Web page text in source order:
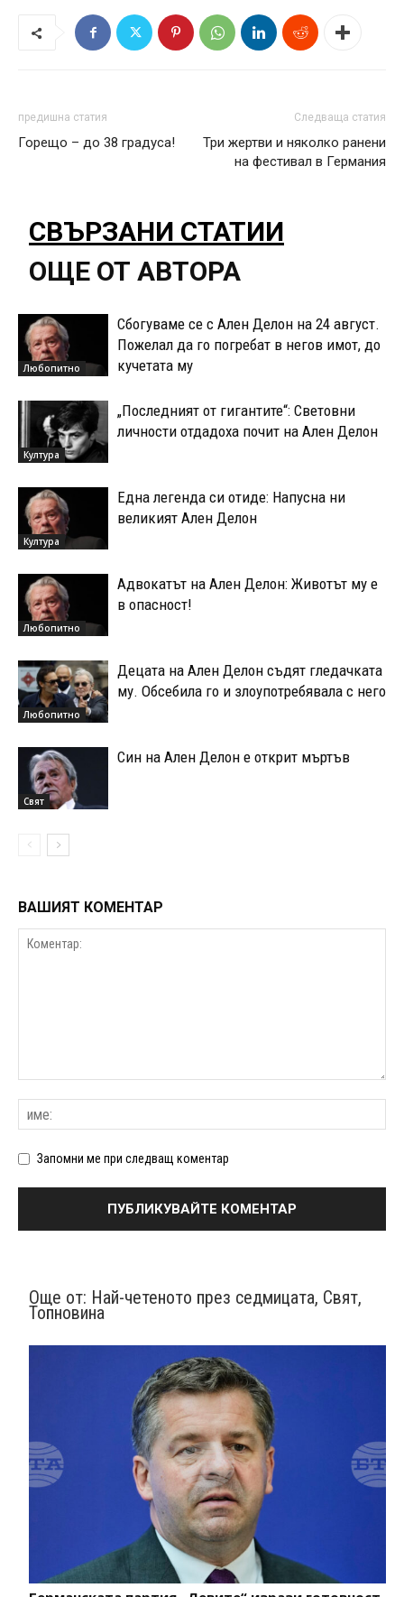
предишна статия
Горещо – до 38 градуса!
Следваща статия
Три жертви и няколко ранени
на фестивал в Германия
СВЪРЗАНИ СТАТИИ
ОЩЕ ОТ АВТОРА
Любопитно
Сбогуваме се с Ален Делон на 24 август.
Пожелал да го погребат в негов имот, до
кучетата му
Култура
„Последният от гигантите“: Световни
личности отдадоха почит на Ален Делон
Култура
Една легенда си отиде: Напусна ни
великият Ален Делон
Любопитно
Адвокатът на Ален Делон: Животът му е
в опасност!
Любопитно
Децата на Ален Делон съдят гледачката
му. Обсебила го и злоупотребявала с него
Свят
Син на Ален Делон е открит мъртъв
ВАШИЯТ КОМЕНТАР
Запомни ме при следващ коментар
Още от: Най-четеното през седмицата, Свят,
Топновина